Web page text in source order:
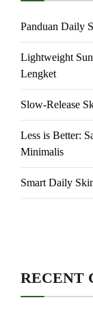
Panduan Daily
Lightweight
Lengket
Slow-Release
Less is Better:
Minimalis
Smart Daily
RECENT